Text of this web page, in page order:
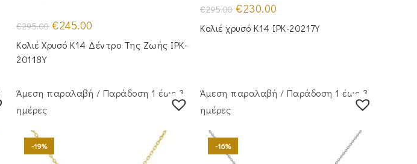
€295.00 Original
price
was:
€295.00.
€245.00
τιμή
είναι:
Κολιέ Χρυσό Κ14 Δέντρο Της Ζωής IPK-
20118Y
€295.00 Original
price
was:
€295.00.
€230.00
τιμή
είναι:
Κολιέ χρυσό Κ14 IPK-20217Y
Άμεση παραλαβή / Παράδoση 1 έως 3
ημέρες
-19%
Άμεση παραλαβή / Παράδoση 1 έως 3
ημέρες
-16%